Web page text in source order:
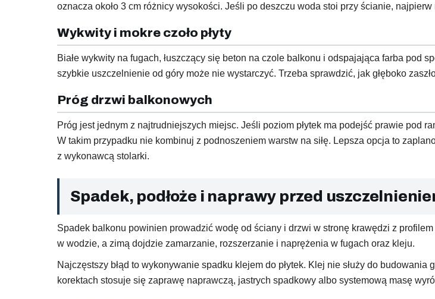
oznacza około 3 cm różnicy wysokości. Jeśli po deszczu woda stoi przy ścianie,
Wykwity i mokre czoło płyty
Białe wykwity na fugach, łuszczący się beton na czole balkonu i odspajająca farba pod
szybkie uszczelnienie od góry może nie wystarczyć. Trzeba sprawdzić, jak głęboko
Próg drzwi balkonowych
Próg jest jednym z najtrudniejszych miejsc. Jeśli poziom płytek ma podejść prawie pod
W takim przypadku nie kombinuj z podnoszeniem warstw na siłę. Lepsza opcja to
z wykonawcą stolarki.
Spadek, podłoże i naprawy przed
Spadek balkonu powinien prowadzić wodę od ściany i drzwi w stronę krawędzi z
w wodzie, a zimą dojdzie zamarzanie, rozszerzanie i naprężenia w fugach oraz kleju.
Najczęstszy błąd to wykonywanie spadku klejem do płytek. Klej nie służy do
korektach stosuje się zaprawę naprawczą, jastrych spadkowy albo systemową masę